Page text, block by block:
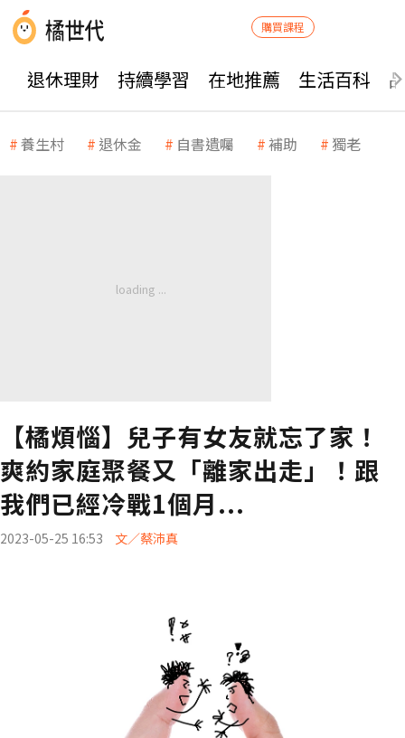
購買課程
退休理財 持續學習 在地推薦 生活百科
養生村 退休金 自書遺囑 補助 獨老
【橘煩惱】兒子有女友就忘了家！
爽約家庭聚餐又「離家出走」！跟
我們已經冷戰1個月...
2023-05-25 16:53 文／蔡沛真